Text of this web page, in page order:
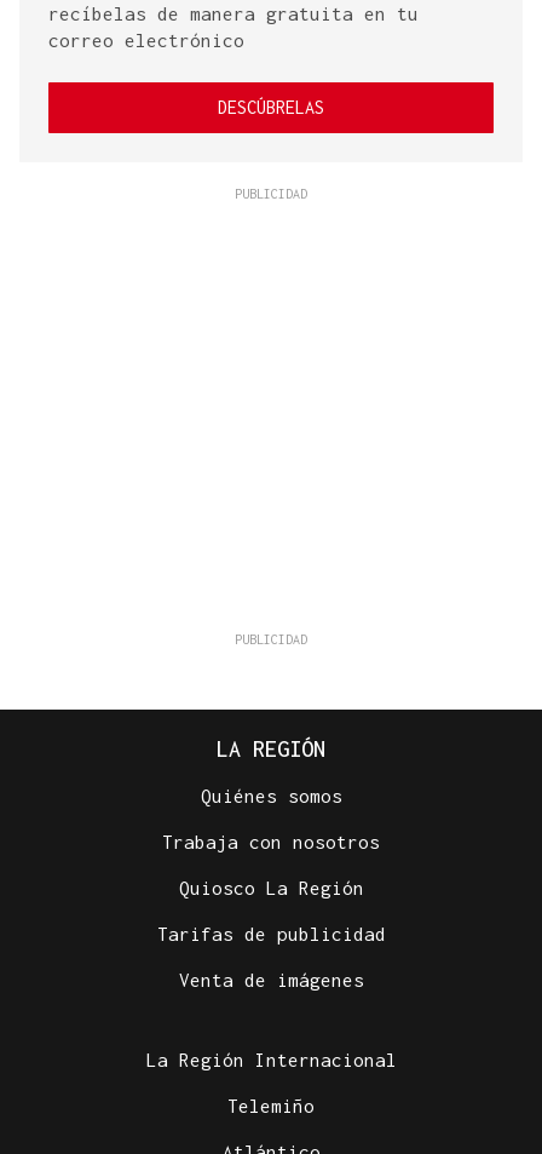
recíbelas de manera gratuita en tu
correo electrónico
DESCÚBRELAS
LA REGIÓN
Quiénes somos
Trabaja con nosotros
Quiosco La Región
Tarifas de publicidad
Venta de imágenes
La Región Internacional
Telemiño